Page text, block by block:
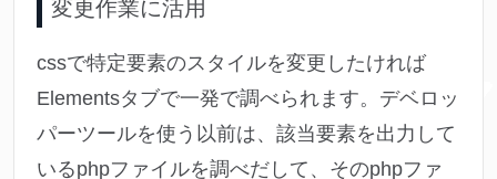
変更作業に活用
cssで特定要素のスタイルを変更したければ
Elementsタブで一発で調べられます。デベロッ
パーツールを使う以前は、該当要素を出力して
いるphpファイルを調べだして、そのphpファ